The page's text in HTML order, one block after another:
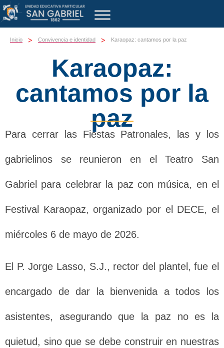
Inicio > Convivencia e identidad > Karaopaz: cantamos por la paz
Karaopaz:
cantamos por la
paz
Para cerrar las Fiestas Patronales, las y los
gabrielinos se reunieron en el Teatro San
Gabriel para celebrar la paz con música, en el
Festival Karaopaz, organizado por el DECE, el
miércoles 6 de mayo de 2026.
El P. Jorge Lasso, S.J., rector del plantel, fue el
encargado de dar la bienvenida a todos los
asistentes, asegurando que la paz no es la
quietud, sino que se debe construir en nuestras